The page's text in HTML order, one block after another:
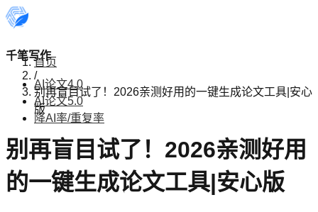
千笔写作
AI论文4.0
AI论文5.0
降AI率/重复率
首页
/
别再盲目试了！2026亲测好用的一键生成论文工具|安心
版
别再盲目试了！2026亲测好用
的一键生成论文工具|安心版